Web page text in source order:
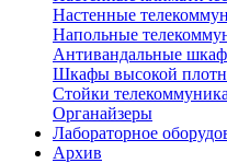
Настенные
Напольные
Антивандальные
Шкафы высокой
Стойки
Органайзеры
Лабораторное
Архив